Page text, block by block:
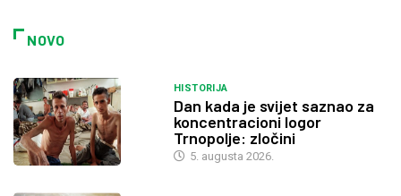
NOVO
HISTORIJA
Dan kada je svijet saznao za
koncentracioni logor
Trnopolje: zločini
5. augusta 2026.